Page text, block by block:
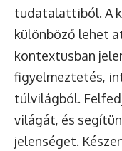
tudatalattiból. A
különböző lehet
kontextusban
figyelmeztetés,
túlvilágból.
világát, és
jelenséget.